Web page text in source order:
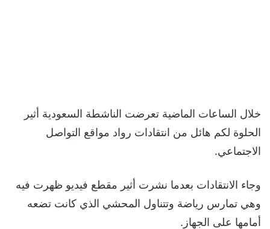
خلال الساعات الماضية تعرضت الناشطة السعودية أثير
الحلوة لكم هائل من انتقادات رواد مواقع التواصل
الاجتماعي.
وجاء الانتقادات بعدما نشرت أثير مقطع فيديو ظهرت فيه
وهي تمارس رياضة وتتناول المحشي الذي كانت تضعه
أمامها على الجهاز.